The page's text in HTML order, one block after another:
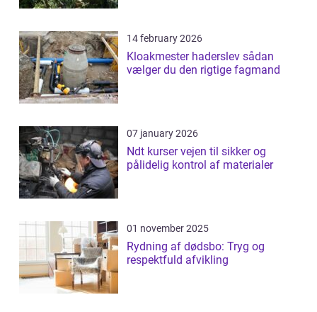
14 february 2026
Kloakmester haderslev sådan
vælger du den rigtige fagmand
07 january 2026
Ndt kurser vejen til sikker og
pålidelig kontrol af materialer
01 november 2025
Rydning af dødsbo: Tryg og
respektfuld afvikling